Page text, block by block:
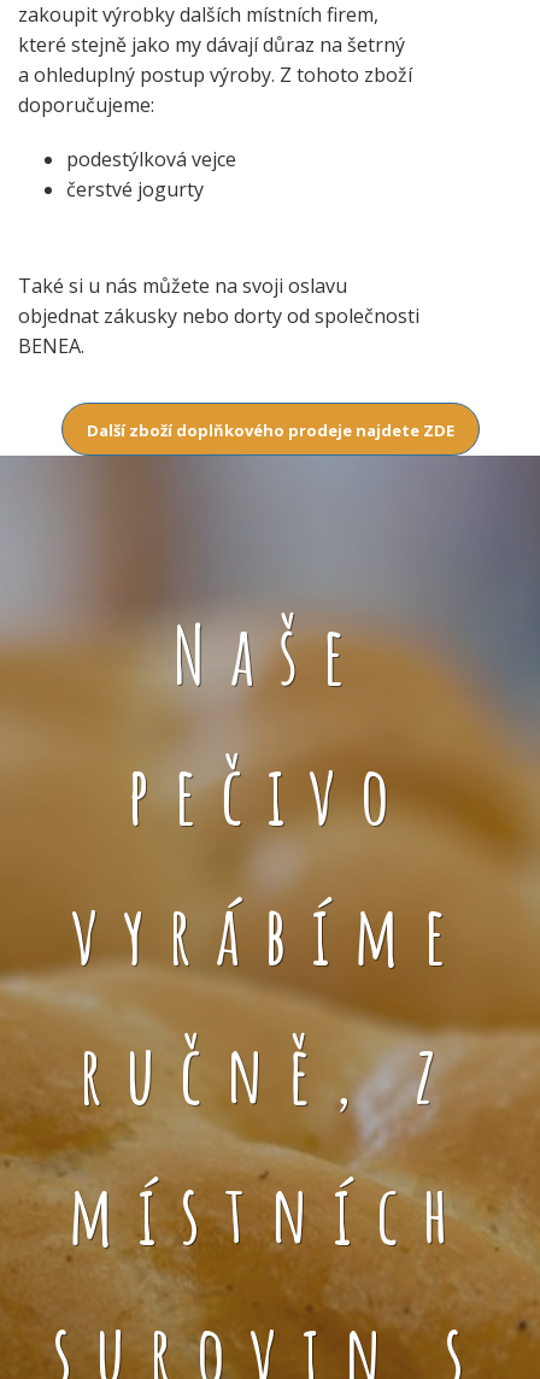
zakoupit výrobky dalších místních firem,
které stejně jako my dávají důraz na šetrný
a ohleduplný postup výroby. Z tohoto zboží
doporučujeme:
podestýlková vejce
čerstvé jogurty
Také si u nás můžete na svoji oslavu
objednat zákusky nebo dorty od společnosti
BENEA.
Další zboží doplňkového prodeje najdete ZDE
Naše
pečivo
vyrábíme
ručně, z
místních
surovin s